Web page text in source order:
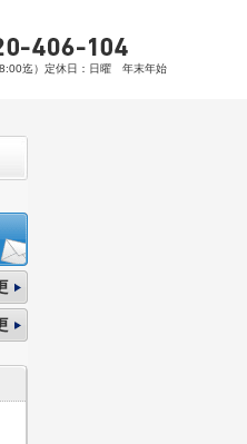
迄）定休日：日曜 年末年始